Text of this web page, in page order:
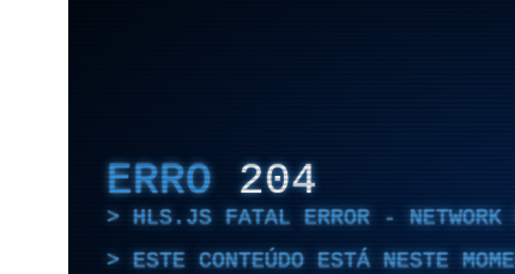
ERRO 204
HLS.JS FATAL ERROR - NETWORK
ESTE CONTEÚDO ESTÁ NESTE